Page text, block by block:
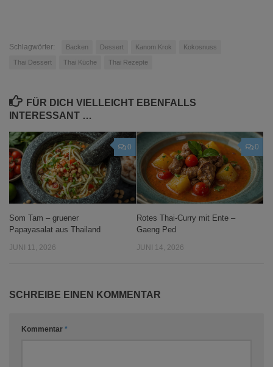
Schlagwörter: Backen Dessert Kanom Krok Kokosnuss
Thai Dessert Thai Küche Thai Rezepte
FÜR DICH VIELLEICHT EBENFALLS
INTERESSANT …
0
Som Tam – gruener
Papayasalat aus Thailand
JUNI 11, 2026
0
Rotes Thai-Curry mit Ente –
Gaeng Ped
JUNI 14, 2026
SCHREIBE EINEN KOMMENTAR
Kommentar *